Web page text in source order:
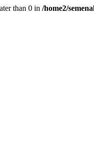
than 0 in /home2/